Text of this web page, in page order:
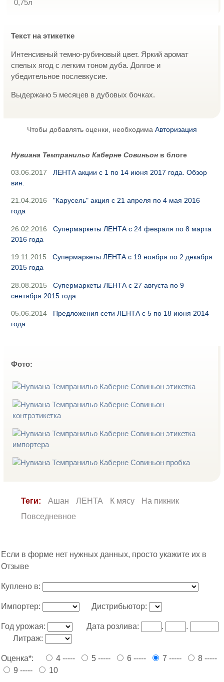
0,75л
Текст на этикетке
Интенсивный темно-рубиновый цвет. Яркий аромат
спелых ягод с легким тоном дуба. Долгое и
убедительное послевкусие.
Выдержано 5 месяцев в дубовых бочках.
Чтобы добавлять оценки, необходима Авторизация
Нувиана Темпранильо Каберне Совиньон в блоге
03.06.2017
ЛЕНТА акции с 1 по 14 июня 2017 года. Обзор
вин.
21.04.2016
"Карусель" акция с 21 апреля по 4 мая 2016
года
26.02.2016
Супермаркеты ЛЕНТА с 24 февраля по 8 марта
2016 года
19.11.2015
Супермаркеты ЛЕНТА с 19 ноября по 2 декабря
2015 года
28.08.2015
Супермаркеты ЛЕНТА с 27 августа по 9
сентября 2015 года
05.06.2014
Предложения сети ЛЕНТА с 5 по 18 июня 2014
года
Фото:
Теги: Ашан ЛЕНТА К мясу
На пикник
Повседневное
Если в форме нет нужных данных, просто укажите их в
Отзыве
Куплено в:
Импортер: Дистрибьютор:
Год урожая: Дата розлива: .
.
Литраж:
Оценка*: 4 ----- 5 ----- 6 ----- 7 -----
8 -----
9 -----
10